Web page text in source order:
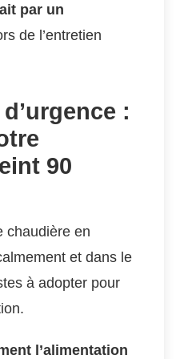
par un
de l’entretien
:
90
chaudière en
et dans le
à adopter pour
l’alimentation